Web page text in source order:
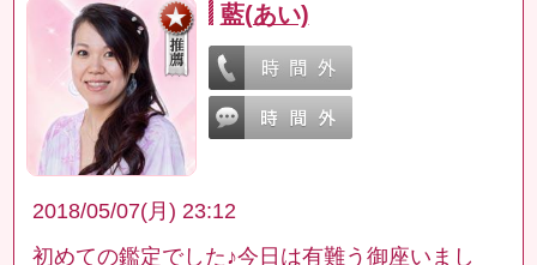
藍(あい)
2018/05/07(月) 23:12
初めての鑑定でした♪今日は有難う御座いまし